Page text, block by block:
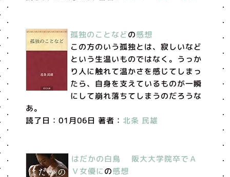
孤独のことなどの感想
この方のいう孤独とは、寂しいなど
という生温いものではなく。うっか
り人に触れて温かさを感じてしまっ
たら、自身を支えているものが一瞬
にして崩れ落ちてしまうのだろうな
あ。
読了日：01月06日 著者： 北条 民雄
はだかの白鳥 阪大大学院卒でＡ
Ｖ女優にの感想